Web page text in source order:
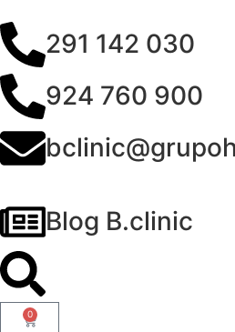
291 142 030
924 760 900
Blog B.clinic
0